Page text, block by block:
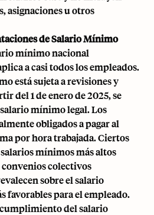
asignaciones u otros
de Salario Mínimo
mínimo nacional
a casi todos los empleados.
está sujeta a revisiones y
del 1 de enero de 2025, se
mínimo legal. Los
obligados a pagar al
por hora trabajada. Ciertos
mínimos más altos
colectivos
sobre el salario
favorables para el empleado.
del salario